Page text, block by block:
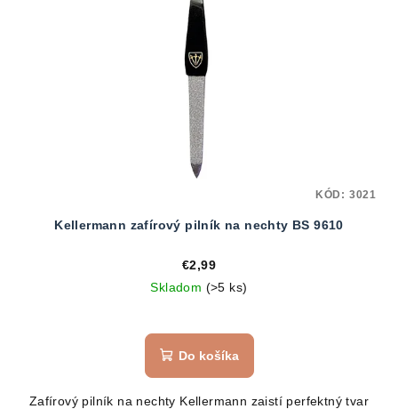
Kellermann zafírový pilník na nechty BS 9610
€2,99
Skladom (>5 ks)
Do košíka
Zafírový pilník na nechty Kellermann zaistí perfektný tvar
KÓD: 3021